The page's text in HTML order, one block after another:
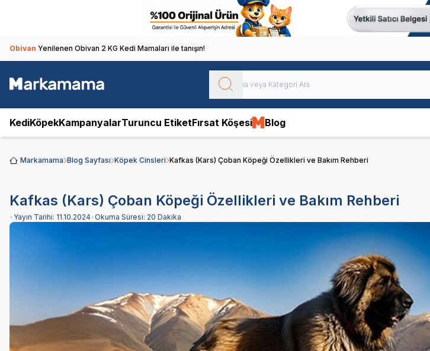
Obivan Yenilenen Obivan 2 KG Kedi Mamaları ile tanışın!
KediKöpekKampanyalarTuruncu EtiketFırsat Köşesi Blog
Markamama Blog Sayfası Köpek Cinsleri Kafkas (Kars) Çoban Köpeği Özellikleri ve Bakım Rehberi
Kafkas (Kars) Çoban Köpeği Özellikleri ve Bakım Rehberi
• Yayın Tarihi: 11.10.2024•Okuma Süresi: 20 Dakika